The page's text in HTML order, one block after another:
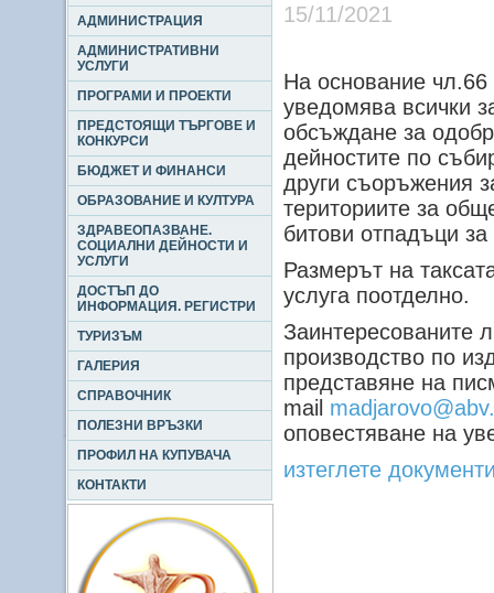
АДМИНИСТРАЦИЯ
АДМИНИСТРАТИВНИ
УСЛУГИ
ПРОГРАМИ И ПРОЕКТИ
ПРЕДСТОЯЩИ ТЪРГОВЕ И
КОНКУРСИ
БЮДЖЕТ И ФИНАНСИ
ОБРАЗОВАНИЕ И КУЛТУРА
ЗДРАВЕОПАЗВАНЕ.
СОЦИАЛНИ ДЕЙНОСТИ И
УСЛУГИ
ДОСТЪП ДО
ИНФОРМАЦИЯ. РЕГИСТРИ
ТУРИЗЪМ
ГАЛЕРИЯ
СПРАВОЧНИК
ПОЛЕЗНИ ВРЪЗКИ
ПРОФИЛ НА КУПУВАЧА
КОНТАКТИ
15/11/2021
На основание
уведомява всички
обсъждане за
дейностите по
други съоръжения
териториите за
битови отпадъци за
Размерът на
услуга поотделно.
Заинтересованите
производство по
представяне на
mail
оповестяване на
изтеглете